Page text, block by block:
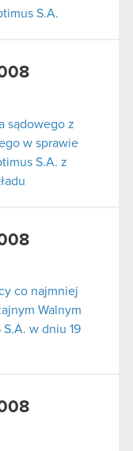
S.A.
sądowego z
w sprawie
S.A. z
co najmniej
Walnym
w dniu 19